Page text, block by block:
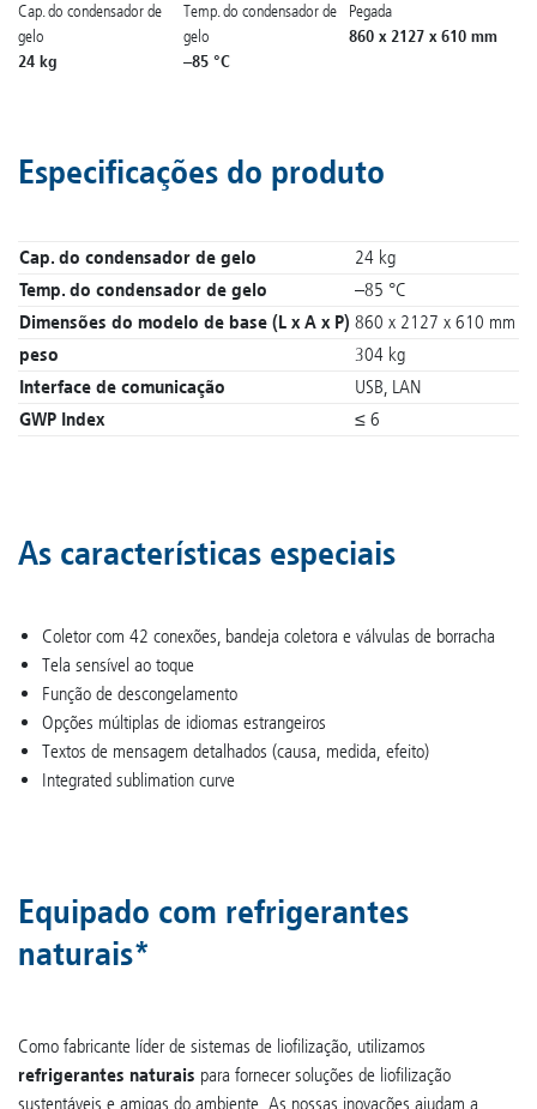
Cap. do condensador de
gelo
24 kg
Temp. do condensador de
gelo
–85 °C
Pegada
860 x 2127 x 610 mm
Especificações do produto
Cap. do condensador de gelo
24 kg
Temp. do condensador de gelo
–85 °C
Dimensões do modelo de base (L x A x P) 860 x 2127 x 610 mm
peso
304 kg
Interface de comunicação
USB, LAN
GWP Index
≤ 6
As características especiais
Coletor com 42 conexões, bandeja coletora e válvulas de borracha
Tela sensível ao toque
Função de descongelamento
Opções múltiplas de idiomas estrangeiros
Textos de mensagem detalhados (causa, medida, efeito)
Integrated sublimation curve
Equipado com refrigerantes
naturais*
Como fabricante líder de sistemas de liofilização, utilizamos
refrigerantes naturais para fornecer soluções de liofilização
sustentáveis e amigas do ambiente. As nossas inovações ajudam a